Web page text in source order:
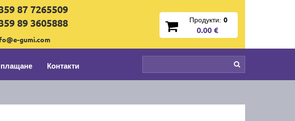
87 7265509
89 3605888
gumi.com
Продукти: 0
0.00 €
Контакти